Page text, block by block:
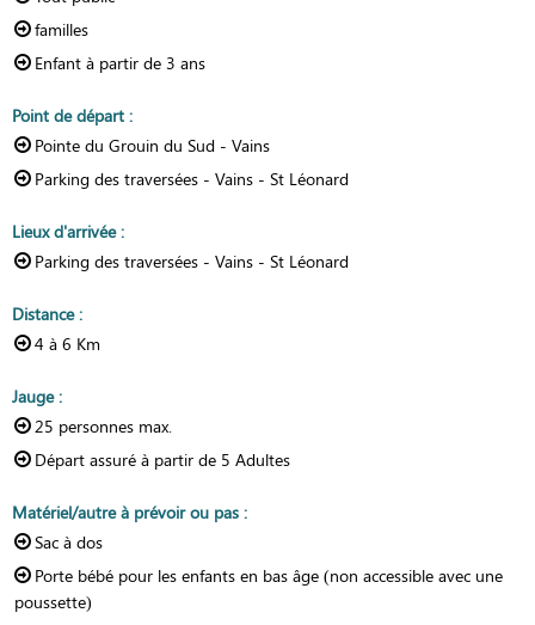
familles
Enfant à partir de 3 ans
Point de départ :
Pointe du Grouin du Sud - Vains
Parking des traversées - Vains - St Léonard
Lieux d'arrivée:
Parking des traversées - Vains - St Léonard
Distance:
4 à 6 Km
Jauge:
25 personnes max.
Départ assuré à partir de 5 Adultes
Matériel/autre à prévoir ou pas :
Sac à dos
Porte bébé pour les enfants en bas âge (non accessible avec une
poussette)